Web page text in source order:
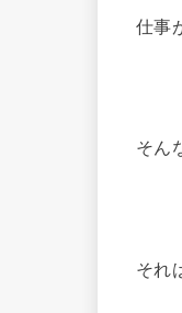
仕事
そん
それ